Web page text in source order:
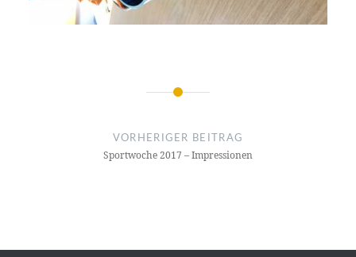
Beitragsnavigation
VORHERIGER BEITRAG
Sportwoche 2017 – Impressionen